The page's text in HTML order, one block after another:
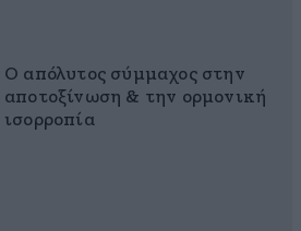
Ο απόλυτος σύμμαχος στην
αποτοξίνωση & την ορμονική
ισορροπία